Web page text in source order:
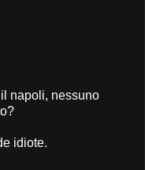
napoli, nessuno
idiote.